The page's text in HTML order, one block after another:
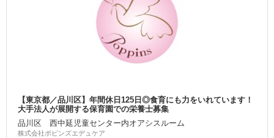
【東京都／品川区】年間休日125日◎食育にも力をいれています！
大手法人が展開する保育園での栄養士募集
品川区 西中延児童センター内オアシスルーム
株式会社ポピンズエデュケア